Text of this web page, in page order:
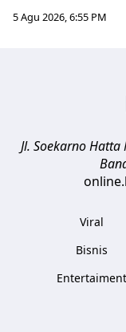
5 Agu 2026, 6:55 PM
Jl. Soekarno
Viral
Bisnis
Entertaiment